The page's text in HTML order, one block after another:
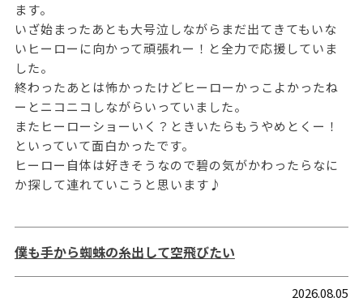
ます。
いざ始まったあとも大号泣しながらまだ出てきてもいな
いヒーローに向かって頑張れー！と全力で応援していま
した。
終わったあとは怖かったけどヒーローかっこよかったね
ーとニコニコしながらいっていました。
またヒーローショーいく？ときいたらもうやめとくー！
といっていて面白かったです。
ヒーロー自体は好きそうなので碧の気がかわったらなに
か探して連れていこうと思います♪
僕も手から蜘蛛の糸出して空飛びたい
2026.08.05